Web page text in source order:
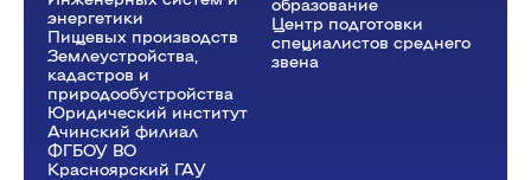
энергетики
Пищевых производств
Землеустройства,
кадастров и
природообустройства
Юридический институт
Ачинский филиал
ФГБОУ ВО
Красноярский ГАУ
образование
Центр подготовки
специалистов среднего
звена